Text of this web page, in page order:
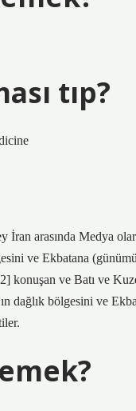
tıp?
arasında Medya
ve Ekbatana
ve Batı ve
dağlık bölgesini ve